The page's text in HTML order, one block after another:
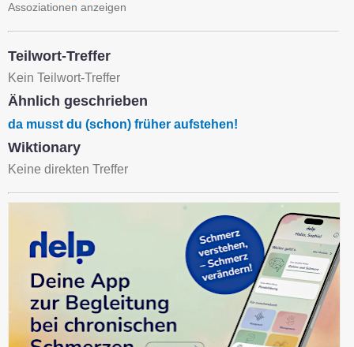
Assoziationen anzeigen
Teilwort-Treffer
Kein Teilwort-Treffer
Ähnlich geschrieben
da musst du (schon) früher aufstehen!
Wiktionary
Keine direkten Treffer